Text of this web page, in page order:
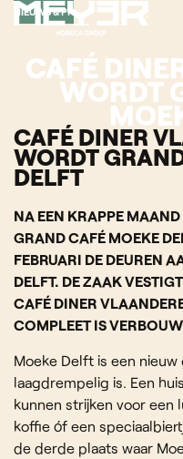
NIEUWS & PR
CAFÉ
WORDT
CAFÉ DINER
WORDT
DELFT
NA EEN KRAPPE
GRAND CAFÉ MOEKE
FEBRUARI DE DEUREN
DELFT. DE ZAAK
CAFÉ DINER
COMPLEET IS
Moeke Delft is een
laagdrempelig is. Een
kunnen strijken voor een
koffie óf een
de derde plaats waar